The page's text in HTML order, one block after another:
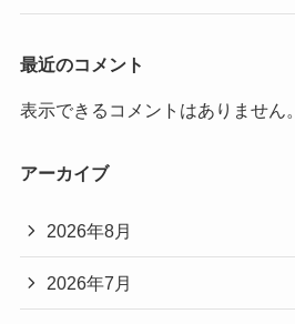
最近のコメント
表示できるコメントはありません。
アーカイブ
2026年8月
2026年7月